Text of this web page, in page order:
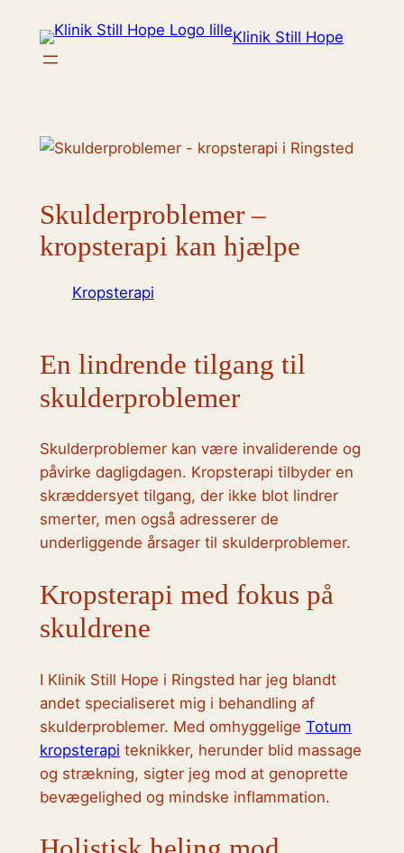
indhold
Klinik Still Hope
Skulderproblemer –
kropsterapi kan hjælpe
Kropsterapi
En lindrende tilgang til
skulderproblemer
Skulderproblemer kan være invaliderende og
påvirke dagligdagen. Kropsterapi tilbyder en
skræddersyet tilgang, der ikke blot lindrer
smerter, men også adresserer de
underliggende årsager til skulderproblemer.
Kropsterapi med fokus på
skuldrene
I Klinik Still Hope i Ringsted har jeg blandt
andet specialiseret mig i behandling af
skulderproblemer. Med omhyggelige Totum
kropsterapi teknikker, herunder blid massage
og strækning, sigter jeg mod at genoprette
bevægelighed og mindske inflammation.